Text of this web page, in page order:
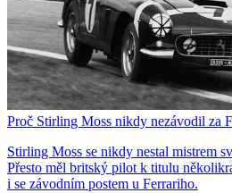
Proč Stirling Moss nikdy nezávodil za
Stirling Moss se nikdy nestal mistrem
Přesto měl britský pilot k titulu
i se závodním postem u Ferrariho.